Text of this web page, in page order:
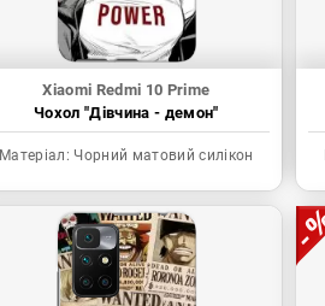
Xiaomi Redmi 10 Prime
Чохол "Дівчина - демон"
Матеріал: Чорний матовий силікон